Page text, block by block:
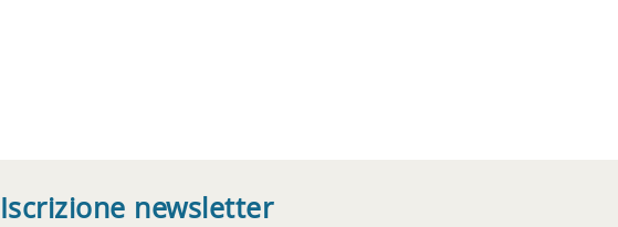
Iscrizione newsletter